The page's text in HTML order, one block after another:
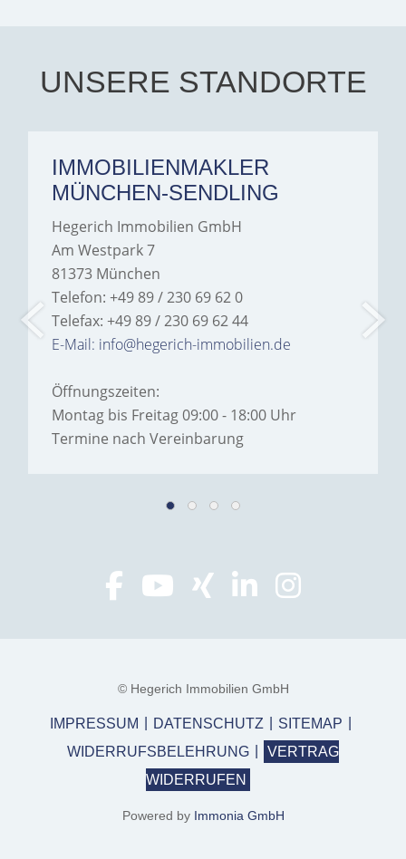
Hegerich Immobilien to
anyone looking for a home.
UNSERE STANDORTE
IMMOBILIENMAKLER
MÜNCHEN-SENDLING
Hegerich Immobilien GmbH
Am Westpark 7
81373 München
Telefon: +49 89 / 230 69 62 0
Telefax: +49 89 / 230 69 62 44
E-Mail: info@hegerich-immobilien.de
Öffnungszeiten:
Montag bis Freitag 09:00 - 18:00 Uhr
Termine nach Vereinbarung
© Hegerich Immobilien GmbH
IMPRESSUM DATENSCHUTZ
SITEMAP
WIDERRUFSBELEHRUNG
VERTRAG
WIDERRUFEN
Powered by Immonia GmbH